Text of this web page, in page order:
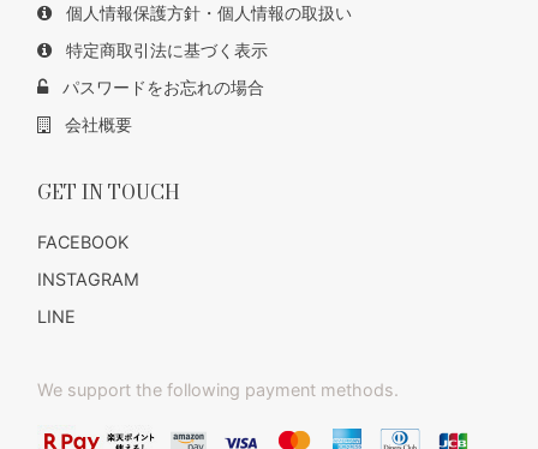
個人情報保護方針・個人情報の取扱い
特定商取引法に基づく表示
パスワードをお忘れの場合
会社概要
GET IN TOUCH
FACEBOOK
INSTAGRAM
LINE
We support the following payment methods.